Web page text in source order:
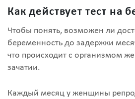
Как действует тест на
Чтобы понять, возможен ли
беременность до задержки
что происходит с организмом
зачатии.
Каждый месяц у женщины